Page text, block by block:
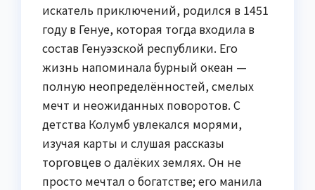
искатель приключений, родился в 1451
году в Генуе, которая тогда входила в
состав Генуэзской республики. Его
жизнь напоминала бурный океан —
полную неопределённостей, смелых
мечт и неожиданных поворотов. С
детства Колумб увлекался морями,
изучая карты и слушая рассказы
торговцев о далёких землях. Он не
просто мечтал о богатстве; его манила